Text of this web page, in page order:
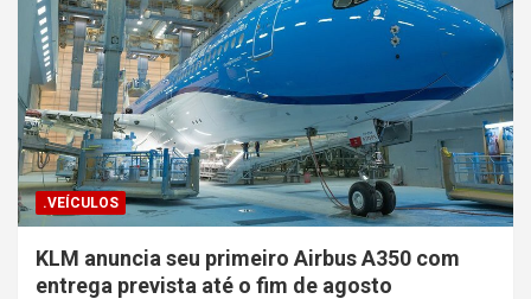
.VEÍCULOS
KLM anuncia seu primeiro Airbus A350 com
entrega prevista até o fim de agosto